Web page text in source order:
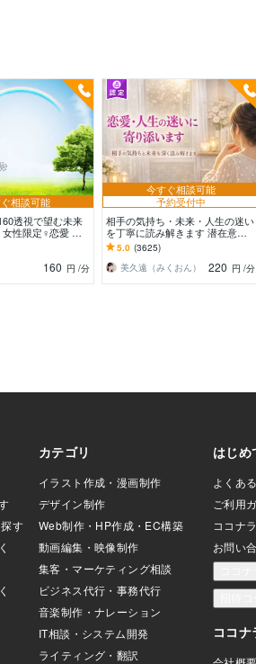
相談可能
透視で望む未来
性限定♀恋愛 結
幸せへの糸口は
160 円 /分
今すぐ相談可能
予約受付中
相手の気持ち・未来・人生の迷い
を丁寧に読み解きます 潜在意識
にアクセス、具体的な解決策、心
が軽くなる総合鑑定
5.0 (3625)
美久遠（みくおん）
220 円 /分